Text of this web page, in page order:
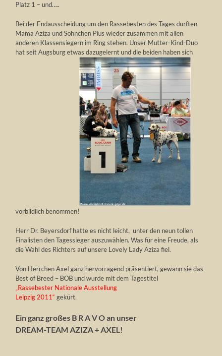
Platz 1 – und…..
Bei der Endausscheidung um den Rassebesten des Tages durften
Mama Aziza und Söhnchen Pius wieder zusammen mit allen
anderen Klassensiegern im Ring stehen. Unser Mutter-Kind-Duo
hat seit Augsburg etwas dazugelernt und die beiden haben sich
vorbildlich benommen!
Herr Dr. Beyersdorf hatte es nicht leicht, unter den neun tollen
Finalisten den Tagessieger auszuwählen. Was für eine Freude, als
die Wahl des Richters auf unsere Lovely Lady Aziza fiel.
Von Herrchen Axel ganz hervorragend präsentiert, gewann sie das
Best of Breed – BOB und wurde mit dem Tagestitel
„Rassebester Nationale Ausstellung
Leipzig 2011“ gekürt.
Ein ganz großes B R A V O an unser
DREAM-TEAM AZIZA + AXEL!